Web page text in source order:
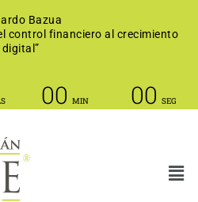
Bazua
control financiero al crecimiento
digital”
00 MIN 00 SEG